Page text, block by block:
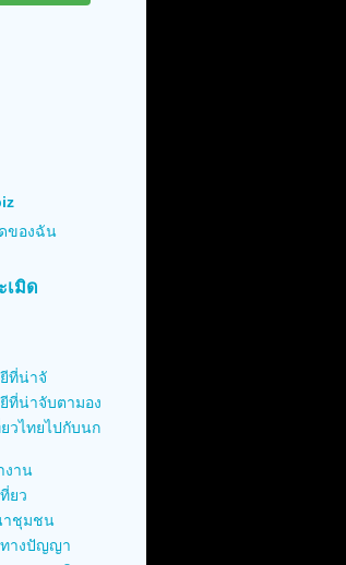
ของฉัน
เมิด
ที่น่าจั
ที่น่าจับตามอง
วไทยไปกับนก
งาน
ยว
าชุมชน
างปัญญา